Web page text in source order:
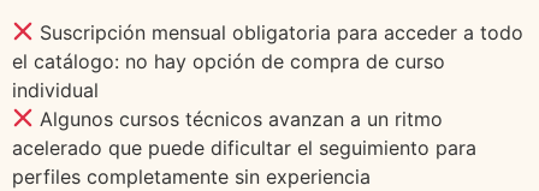
Suscripción mensual obligatoria para acceder a todo
el catálogo: no hay opción de compra de curso
individual
Algunos cursos técnicos avanzan a un ritmo
acelerado que puede dificultar el seguimiento para
perfiles completamente sin experiencia